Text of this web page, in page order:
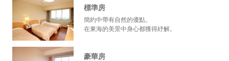
標準房
簡約中帶有自然的優點。
在東海的美景中身心都獲得紓解。
豪華房